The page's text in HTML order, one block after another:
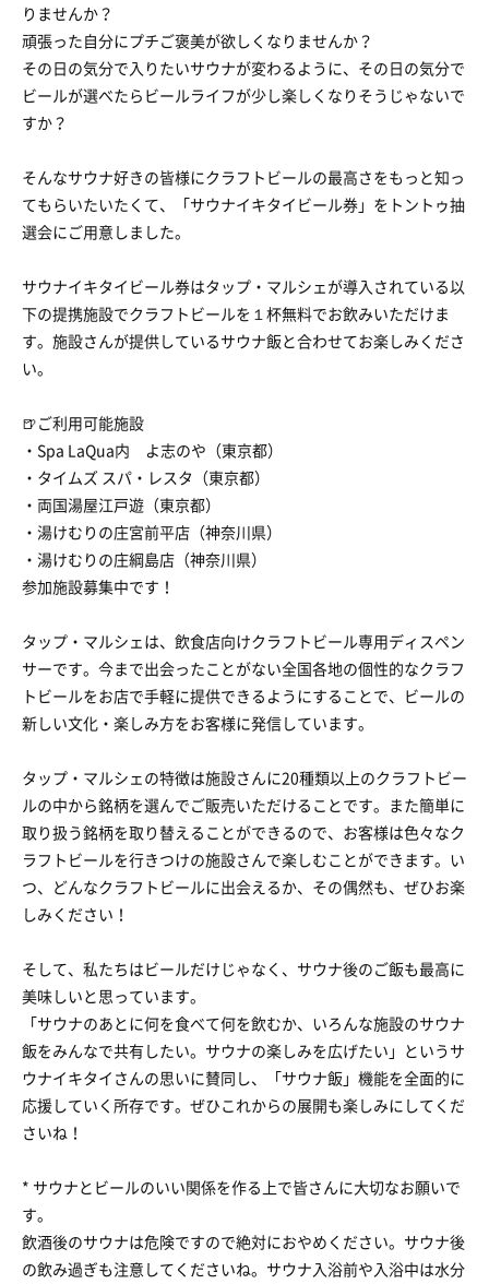
りませんか？
頑張った自分にプチご褒美が欲しくなりませんか？
その日の気分で入りたいサウナが変わるように、その日の気分で
ビールが選べたらビールライフが少し楽しくなりそうじゃないで
すか？
そんなサウナ好きの皆様にクラフトビールの最高さをもっと知っ
てもらいたいたくて、「サウナイキタイビール券」をトントゥ抽
選会にご用意しました。
サウナイキタイビール券はタップ・マルシェが導入されている以
下の提携施設でクラフトビールを１杯無料でお飲みいただけま
す。施設さんが提供しているサウナ飯と合わせてお楽しみくださ
い。
🍺ご利用可能施設
・Spa LaQua内 よ志のや（東京都）
・タイムズ スパ・レスタ（東京都）
・両国湯屋江戸遊（東京都）
・湯けむりの庄宮前平店（神奈川県）
・湯けむりの庄綱島店（神奈川県）
参加施設募集中です！
タップ・マルシェは、飲食店向けクラフトビール専用ディスペン
サーです。今まで出会ったことがない全国各地の個性的なクラフ
トビールをお店で手軽に提供できるようにすることで、ビールの
新しい文化・楽しみ方をお客様に発信しています。
タップ・マルシェの特徴は施設さんに20種類以上のクラフトビー
ルの中から銘柄を選んでご販売いただけることです。また簡単に
取り扱う銘柄を取り替えることができるので、お客様は色々なク
ラフトビールを行きつけの施設さんで楽しむことができます。い
つ、どんなクラフトビールに出会えるか、その偶然も、ぜひお楽
しみください！
そして、私たちはビールだけじゃなく、サウナ後のご飯も最高に
美味しいと思っています。
「サウナのあとに何を食べて何を飲むか、いろんな施設のサウナ
飯をみんなで共有したい。サウナの楽しみを広げたい」というサ
ウナイキタイさんの思いに賛同し、「サウナ飯」機能を全面的に
応援していく所存です。ぜひこれからの展開も楽しみにしてくだ
さいね！
* サウナとビールのいい関係を作る上で皆さんに大切なお願いで
す。
飲酒後のサウナは危険ですので絶対におやめください。サウナ後
の飲み過ぎも注意してくださいね。サウナ入浴前や入浴中は水分